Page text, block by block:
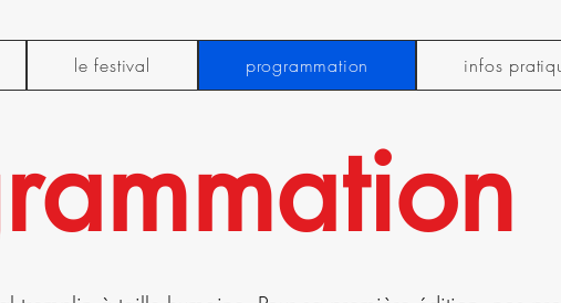
le festival programmation infos